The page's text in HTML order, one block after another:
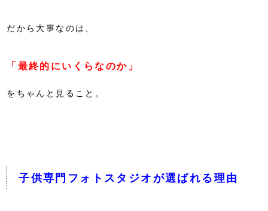
だから大事なのは、
「最終的にいくらなのか」
をちゃんと見ること。
子供専門フォトスタジオが選ばれる理由